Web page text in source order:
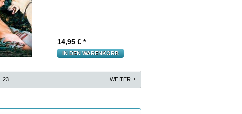
14,95 € *
IN DEN WARENKORB
23 WEITER